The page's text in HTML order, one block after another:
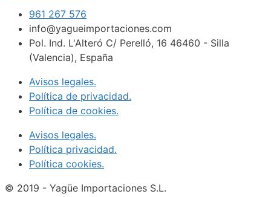
961 267 576
info@yagueimportaciones.com
Pol. Ind. L'Alteró C/ Perelló, 16 46460 - Silla
(Valencia), España
Avisos legales.
Política de privacidad.
Política de cookies.
Avisos legales.
Política privacidad.
Política cookies.
© 2019 - Yagüe Importaciones S.L.